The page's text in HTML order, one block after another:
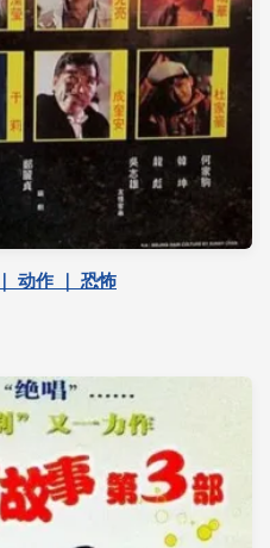
动作 ｜ 恐怖